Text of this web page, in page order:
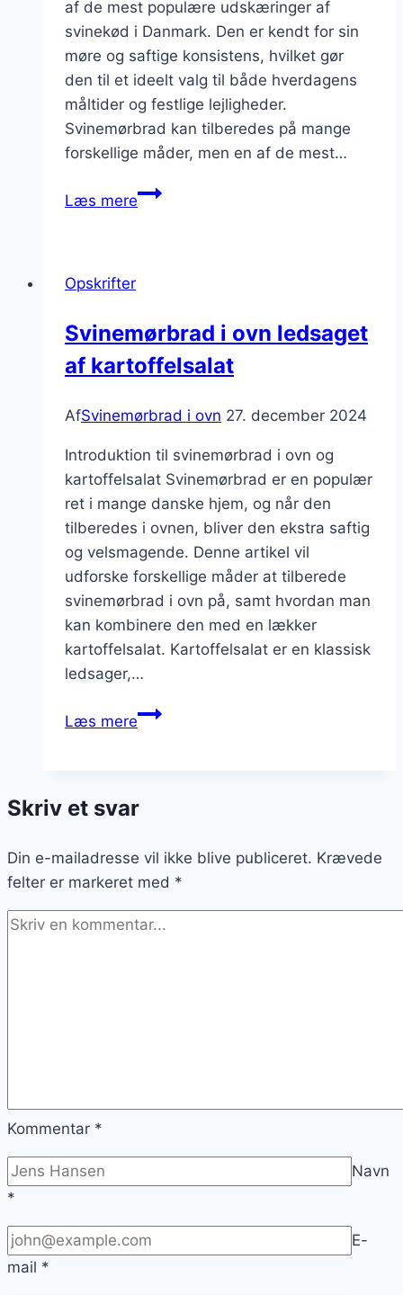
af de mest populære udskæringer af
svinekød i Danmark. Den er kendt for sin
møre og saftige konsistens, hvilket gør
den til et ideelt valg til både hverdagens
måltider og festlige lejligheder.
Svinemørbrad kan tilberedes på mange
forskellige måder, men en af de mest…
Læs mereSvinemørbrad
kartoffelmos
Opskrifter
Svinemørbrad i ovn ledsaget
af kartoffelsalat
AfSvinemørbrad i ovn 27. december 2024
Introduktion til svinemørbrad i ovn og
kartoffelsalat Svinemørbrad er en populær
ret i mange danske hjem, og når den
tilberedes i ovnen, bliver den ekstra saftig
og velsmagende. Denne artikel vil
udforske forskellige måder at tilberede
svinemørbrad i ovn på, samt hvordan man
kan kombinere den med en lækker
kartoffelsalat. Kartoffelsalat er en klassisk
ledsager,…
Læs mereSvinemørbrad
af
Skriv et svar
Din e-mailadresse vil ikke blive publiceret. Krævede
felter er markeret med *
Kommentar *
Navn
*
E-
mail *